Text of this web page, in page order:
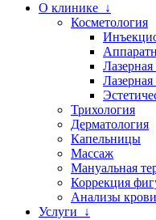
О клинике ↓
Косметология
Лазерная
Трихология
Дерматология
Капельницы
Массаж
Мануальная
Коррекция
Анализы крови
Услуги ↓